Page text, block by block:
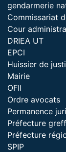
gendarmerie
Commissariat
Cour
DRIEA UT
EPCI
Huissier de
Mairie
OFII
Ordre avocats
Permanence
Préfecture
Préfecture
SPIP